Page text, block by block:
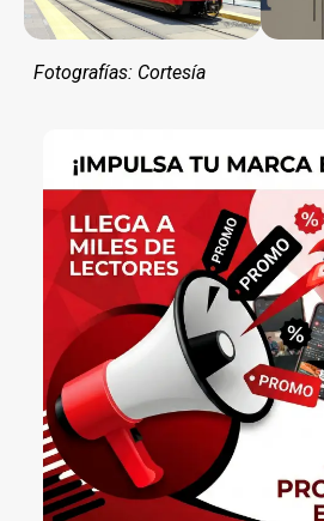
Fotografías: Cortesía